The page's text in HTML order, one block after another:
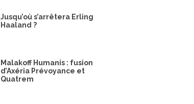
Jusqu’où s’arrêtera Erling
Haaland ?
Malakoff Humanis : fusion
d’Axéria Prévoyance et
Quatrem